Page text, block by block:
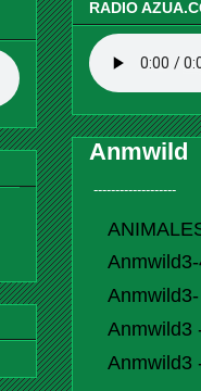
RADIO
Anmwild
-------------------
Anmwild3
Anmwild3